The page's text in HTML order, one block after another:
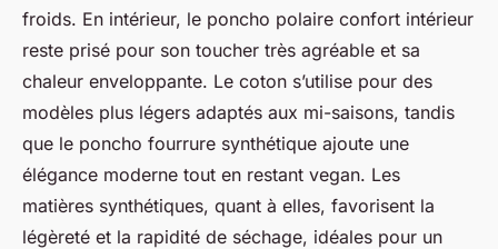
froids. En intérieur, le poncho polaire confort intérieur
reste prisé pour son toucher très agréable et sa
chaleur enveloppante. Le coton s’utilise pour des
modèles plus légers adaptés aux mi-saisons, tandis
que le poncho fourrure synthétique ajoute une
élégance moderne tout en restant vegan. Les
matières synthétiques, quant à elles, favorisent la
légèreté et la rapidité de séchage, idéales pour un